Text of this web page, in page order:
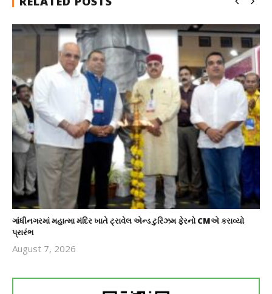
ગાંધીનગરમાં મહાત્મા મંદિર ખાતે ટ્રાવેલ એન્ડ ટુરિઝમ ફેરનો CMએ કરાવ્યો
પ્રારંભ
August 7, 2026